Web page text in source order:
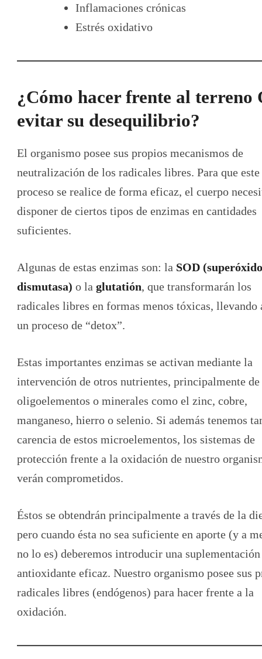
Inflamaciones crónicas
Estrés oxidativo
¿Cómo hacer frente al terreno
evitar su desequilibrio?
El organismo posee sus propios mecanismos de
neutralización de los radicales libres. Para que este
proceso se realice de forma eficaz, el cuerpo
disponer de ciertos tipos de enzimas en cantidades
suficientes.
Algunas de estas enzimas son: la SOD (superóxido
dismutasa) o la glutatión, que transformarán los
radicales libres en formas menos tóxicas, llevando
un proceso de “detox”.
Estas importantes enzimas se activan mediante la
intervención de otros nutrientes, principalmente de
oligoelementos o minerales como el zinc, cobre,
manganeso, hierro o selenio. Si además tenemos
carencia de estos microelementos, los sistemas de
protección frente a la oxidación de nuestro
verán comprometidos.
Éstos se obtendrán principalmente a través de la
pero cuando ésta no sea suficiente en aporte (y a
no lo es) deberemos introducir una suplementación
antioxidante eficaz. Nuestro organismo posee sus
radicales libres (endógenos) para hacer frente a la
oxidación.